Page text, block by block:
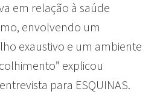
em relação à saúde
envolvendo um
exaustivo e um ambiente
explicou
para ESQUINAS.